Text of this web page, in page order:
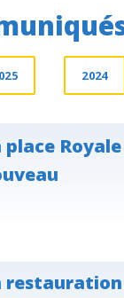
2024
place